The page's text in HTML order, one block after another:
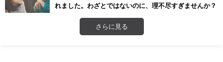
れました。わざとではないのに、理不尽すぎませんか？
さらに見る